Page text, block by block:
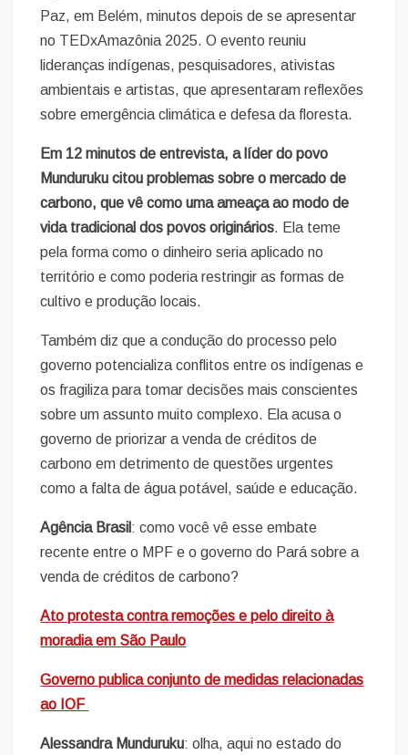
Paz, em Belém, minutos depois de se apresentar
no TEDxAmazônia 2025. O evento reuniu
lideranças indígenas, pesquisadores, ativistas
ambientais e artistas, que apresentaram reflexões
sobre emergência climática e defesa da floresta.
Em 12 minutos de entrevista, a líder do povo
Munduruku citou problemas sobre o mercado de
carbono, que vê como uma ameaça ao modo de
vida tradicional dos povos originários. Ela teme
pela forma como o dinheiro seria aplicado no
território e como poderia restringir as formas de
cultivo e produção locais.
Também diz que a condução do processo pelo
governo potencializa conflitos entre os indígenas e
os fragiliza para tomar decisões mais conscientes
sobre um assunto muito complexo. Ela acusa o
governo de priorizar a venda de créditos de
carbono em detrimento de questões urgentes
como a falta de água potável, saúde e educação.
Agência Brasil : como você vê esse embate
recente entre o MPF e o governo do Pará sobre a
venda de créditos de carbono?
Ato protesta contra remoções e pelo direito à
moradia em São Paulo
Governo publica conjunto de medidas relacionadas
ao IOF
Alessandra Munduruku: olha, aqui no estado do